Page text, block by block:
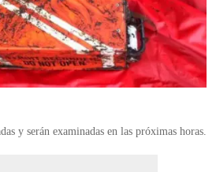
y serán examinadas en las próximas horas.